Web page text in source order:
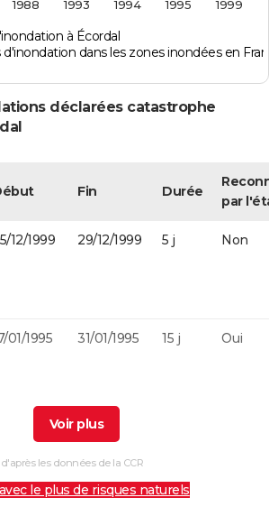
à Écordal
dans les zones inondées en
1988 1993 1994 1995 1999
déclarées catastrophe
Fin Durée
par
12/1999 29/12/1999 5 j Non
01/1995 31/01/1995 15 j Oui
20/12/1993 02/01/1994
les données de la CCR
le plus de risques naturels